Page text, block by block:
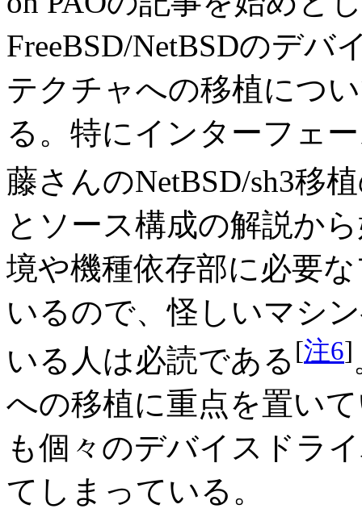
FreeBSD/NetBSDのデ
テクチャへの移植につ
る。特にインターフェ
藤さんのNetBSD/sh3移
とソース構成の解説か
境や機種依存部に必要
いるので、怪しいマシ
いる人は必読である [注6]
への移植に重点を置い
も個々のデバイスドラ
てしまっている。